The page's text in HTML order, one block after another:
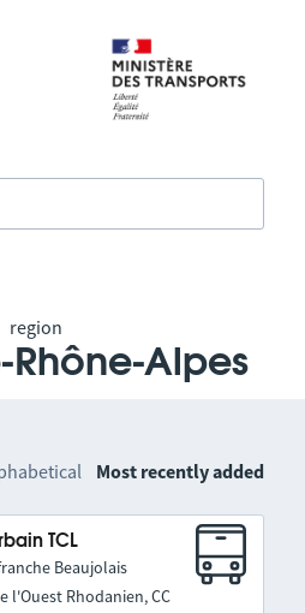
region
Rhône-Alpes
Most recently added
TCL
Beaujolais
l'Ouest Rhodanien, CC